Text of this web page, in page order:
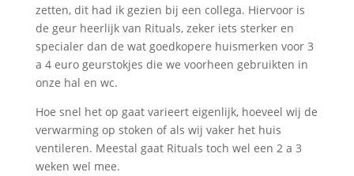
zetten, dit had ik gezien bij een collega. Hiervoor is
de geur heerlijk van Rituals, zeker iets sterker en
specialer dan de wat goedkopere huismerken voor 3
a 4 euro geurstokjes die we voorheen gebruikten in
onze hal en wc.
Hoe snel het op gaat varieert eigenlijk, hoeveel wij de
verwarming op stoken of als wij vaker het huis
ventileren. Meestal gaat Rituals toch wel een 2 a 3
weken wel mee.